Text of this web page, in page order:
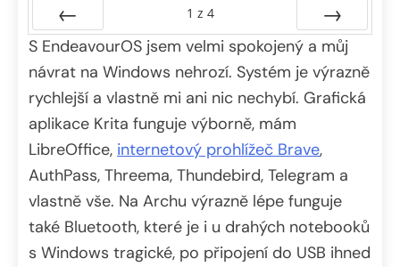
Předchozí
1 z 4
Další
S EndeavourOS jsem velmi spokojený a můj
návrat na Windows nehrozí. Systém je výrazně
rychlejší a vlastně mi ani nic nechybí. Grafická
aplikace Krita funguje výborně, mám
LibreOffice, internetový prohlížeč Brave,
AuthPass, Threema, Thundebird, Telegram a
vlastně vše. Na Archu výrazně lépe funguje
také Bluetooth, které je i u drahých notebooků
s Windows tragické, po připojení do USB ihned